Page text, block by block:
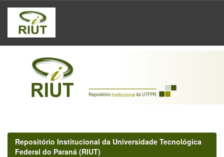
Skip
navigation
Repositório Institucional da Universidade Tecnológica
Federal do Paraná (RIUT)